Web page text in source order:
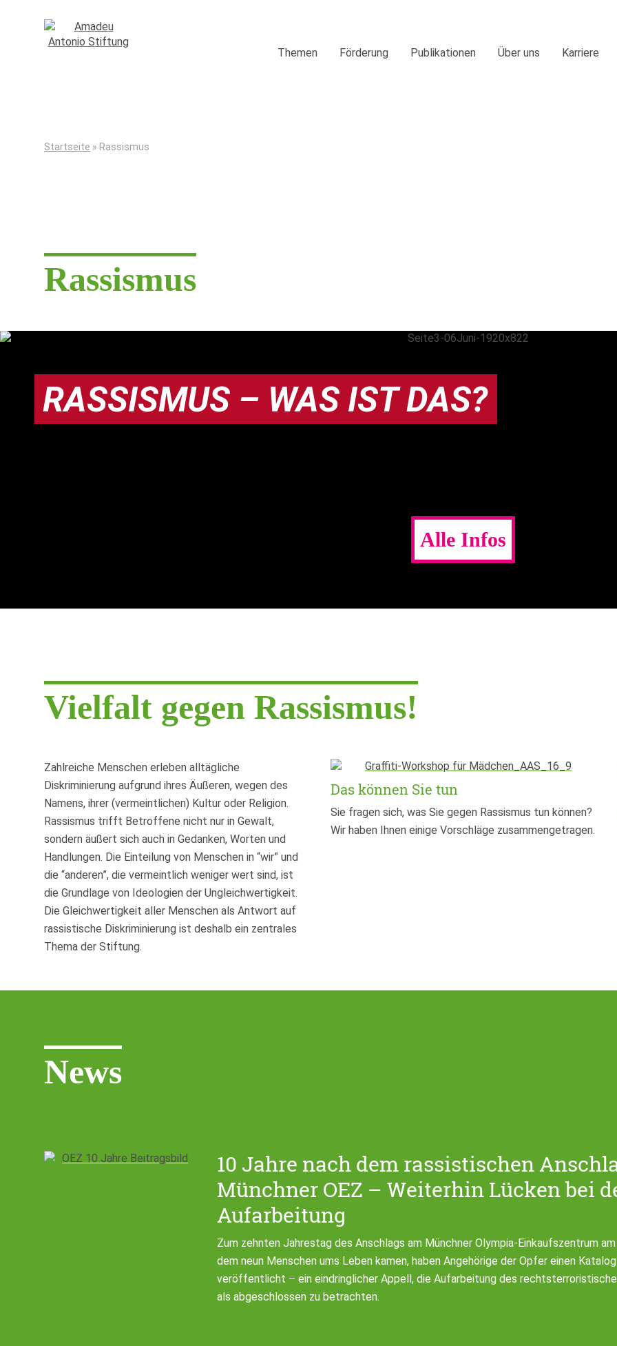
Themen Förderung Publikationen Über uns Karriere
Startseite » Rassismus
Rassismus
RASSISMUS – WAS IST DAS?
Alle Infos
Vielfalt gegen Rassismus!
Zahlreiche Menschen erleben alltägliche
Diskriminierung aufgrund ihres Äußeren, wegen des
Namens, ihrer (vermeintlichen) Kultur oder Religion.
Rassismus trifft Betroffene nicht nur in Gewalt,
sondern äußert sich auch in Gedanken, Worten und
Handlungen. Die Einteilung von Menschen in “wir” und
die “anderen”, die vermeintlich weniger wert sind, ist
die Grundlage von Ideologien der Ungleichwertigkeit.
Die Gleichwertigkeit aller Menschen als Antwort auf
rassistische Diskriminierung ist deshalb ein zentrales
Thema der Stiftung.
Das können Sie tun
Sie fragen sich, was Sie gegen Rassismus tun können?
Wir haben Ihnen einige Vorschläge zusammengetragen.
News
10 Jahre nach dem rassistischen
Münchner OEZ – Weiterhin Lücken bei
Aufarbeitung
Zum zehnten Jahrestag des Anschlags am Münchner Olympia-Einkaufszentrum
dem neun Menschen ums Leben kamen, haben Angehörige der Opfer einen
veröffentlicht – ein eindringlicher Appell, die Aufarbeitung des
als abgeschlossen zu betrachten.